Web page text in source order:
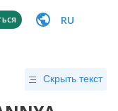
RU
Скрыть текст